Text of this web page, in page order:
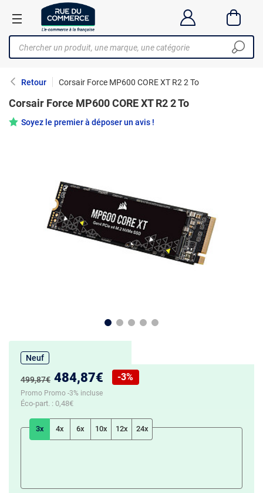
Retour Corsair Force MP600 CORE XT R2 2 To
Corsair Force MP600 CORE XT R2 2 To
Soyez le premier à déposer un avis !
Neuf
Ancien prix :
499,87€ Nouveau prix :
484,87€
Réduction de :
-3%
Promo Promo -3% incluse
Éco-part. : 0,48€
3x 4x 6x 10x 12x 24x